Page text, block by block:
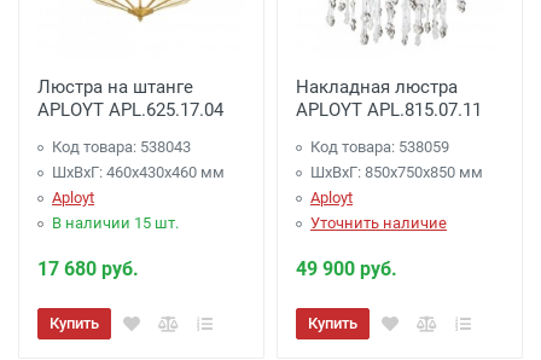
Люстра на штанге
APLOYT APL.625.17.04
Код товара: 538043
ШхВхГ: 460x430x460 мм
Aployt
В наличии 15 шт.
17 680 руб.
Купить
Накладная люстра
APLOYT APL.815.07.11
Код товара: 538059
ШхВхГ: 850x750x850 мм
Aployt
Уточнить наличие
49 900 руб.
Купить